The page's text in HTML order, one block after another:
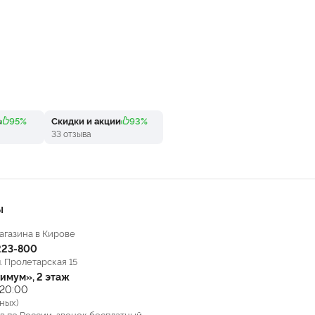
95% Скидки и акции 93%
33 отзыва
в Кирове
800
Пролетарская 15
2 этаж